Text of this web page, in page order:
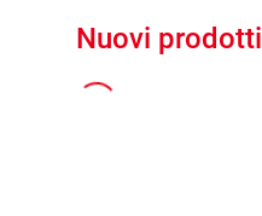
Nuovi prodotti